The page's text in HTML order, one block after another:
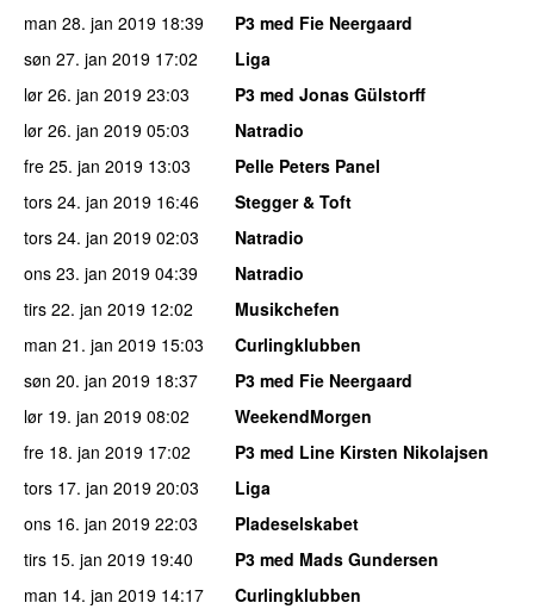
man 28. jan 2019 18:39
P3 med Fie Neergaard
søn 27. jan 2019 17:02
Liga
lør 26. jan 2019 23:03
P3 med Jonas Gülstorff
lør 26. jan 2019 05:03
Natradio
fre 25. jan 2019 13:03
Pelle Peters Panel
tors 24. jan 2019 16:46
Stegger & Toft
tors 24. jan 2019 02:03
Natradio
ons 23. jan 2019 04:39
Natradio
tirs 22. jan 2019 12:02
Musikchefen
man 21. jan 2019 15:03
Curlingklubben
søn 20. jan 2019 18:37
P3 med Fie Neergaard
lør 19. jan 2019 08:02
WeekendMorgen
fre 18. jan 2019 17:02
P3 med Line Kirsten Nikolajsen
tors 17. jan 2019 20:03
Liga
ons 16. jan 2019 22:03
Pladeselskabet
tirs 15. jan 2019 19:40
P3 med Mads Gundersen
man 14. jan 2019 14:17 Curlingklubben